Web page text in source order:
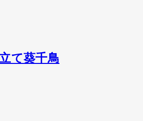
て葵千鳥